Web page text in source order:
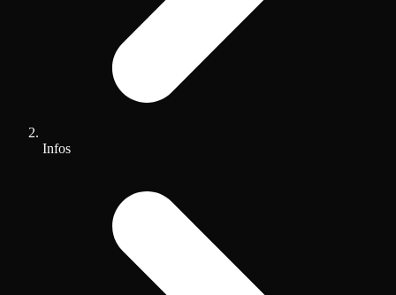
Infos